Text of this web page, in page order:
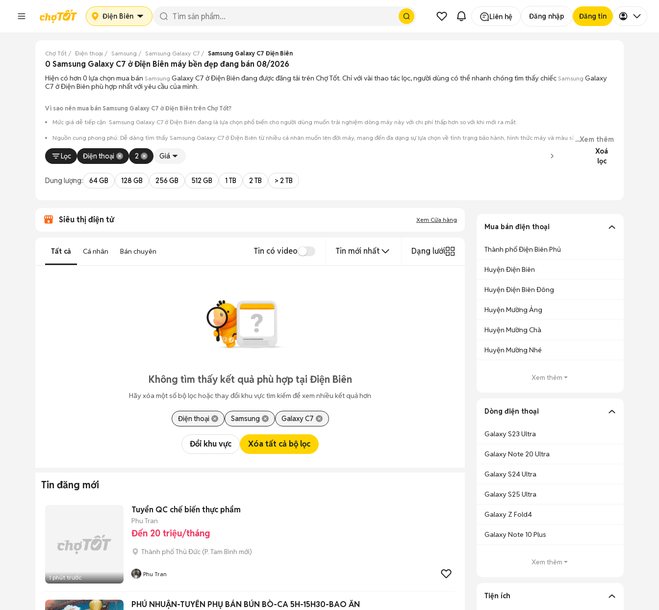
Điện Biên Liên hệ Đăng nhập Đăng tin
Chợ Tốt Điện thoại Samsung Samsung Galaxy C7 Samsung Galaxy C7 Điện Biên
0 Samsung Galaxy C7 ở Điện Biên máy bền đẹp đang bán 08/2026
Hiện có hơn 0 lựa chọn mua bán Samsung Galaxy C7 ở Điện Biên đang được đăng tải trên Chợ Tốt. Chỉ với vài thao tác lọc, người dùng có thể nhanh chóng tìm thấy chiếc Samsung Galaxy
C7 ở Điện Biên phù hợp nhất với yêu cầu của mình.
Vì sao nên mua bán Samsung Galaxy C7 ở Điện Biên trên Chợ Tốt?
Mức giá dễ tiếp cận: Samsung Galaxy C7 ở Điện Biên đang là lựa chọn phổ biến cho người dùng muốn trải nghiệm dòng máy này với chi phí thấp hơn so với khi mới ra mắt.
Nguồn cung phong phú: Dễ dàng tìm thấy Samsung Galaxy C7 ở Điện Biên từ nhiều cá nhân muốn lên đời máy, mang đến đa dạng sự lựa chọn về tình trạng bảo hành, hình thức máy và màu sắc.
Giao dịch minh bạch: Việc gặp gỡ trực tiếp giúp người mua đánh giá chính xác hiệu năng thực tế của máy so với mô tả trên tin đăng.
...Xem thêm
Lọc
Điện thoại 2 Giá
Xoá
lọc
Dung lượng: 64 GB 128 GB 256 GB 512 GB 1 TB 2 TB > 2 TB
Siêu thị điện tử Xem Cửa hàng
Tất cả Cá nhân Bán chuyên Tin có video Tin mới nhất Dạng lưới
Không tìm thấy kết quả phù hợp tại Điện Biên
Hãy xóa một số bộ lọc hoặc thay đổi khu vực tìm kiếm để xem nhiều kết quả hơn
Điện thoại Samsung Galaxy C7
Đổi khu vực Xóa tất cả bộ lọc
Tin đăng mới
1 phút trước
Tuyển QC chế biến thực phẩm
Phu Tran
Đến 20 triệu/tháng
Thành phố Thủ Đức (P. Tam Bình mới)
Phu Tran
PHÚ NHUẬN-TUYỂN PHỤ BÁN BÚN BÒ-CA 5H-15H30-BAO ĂN
Mua bán điện thoại
Thành phố Điện Biên Phủ
Huyện Điện Biên
Huyện Điện Biên Đông
Huyện Mường Ảng
Huyện Mường Chà
Huyện Mường Nhé
Xem thêm
Dòng điện thoại
Galaxy S23 Ultra
Galaxy Note 20 Ultra
Galaxy S24 Ultra
Galaxy S25 Ultra
Galaxy Z Fold4
Galaxy Note 10 Plus
Xem thêm
Tiện ích